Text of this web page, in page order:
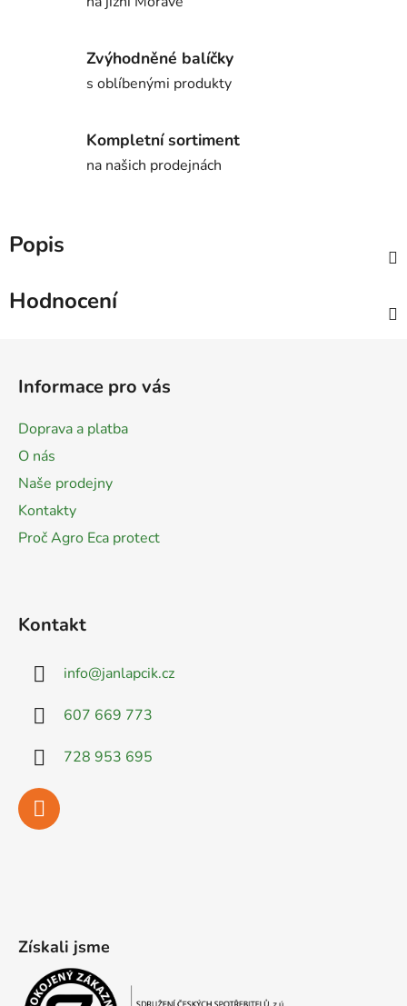
Zvýhodněné balíčky
s oblíbenými produkty
Kompletní sortiment
na našich prodejnách
Popis
Hodnocení
Informace pro vás
Doprava a platba
O nás
Naše prodejny
Kontakty
Proč Agro Eca protect
Kontakt
info@janlapcik.cz
607 669 773
728 953 695
Získali jsme